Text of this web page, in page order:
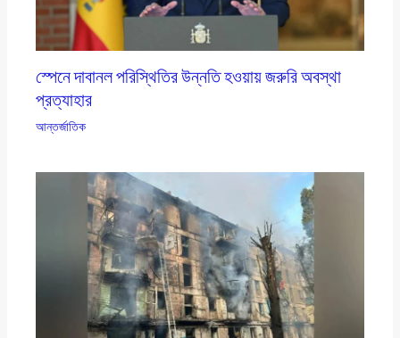
স্পেনে দাবানল পরিস্থিতির উন্নতি হওয়ায় জরুরি অবস্থা
প্রত্যাহার
আন্তর্জাতিক